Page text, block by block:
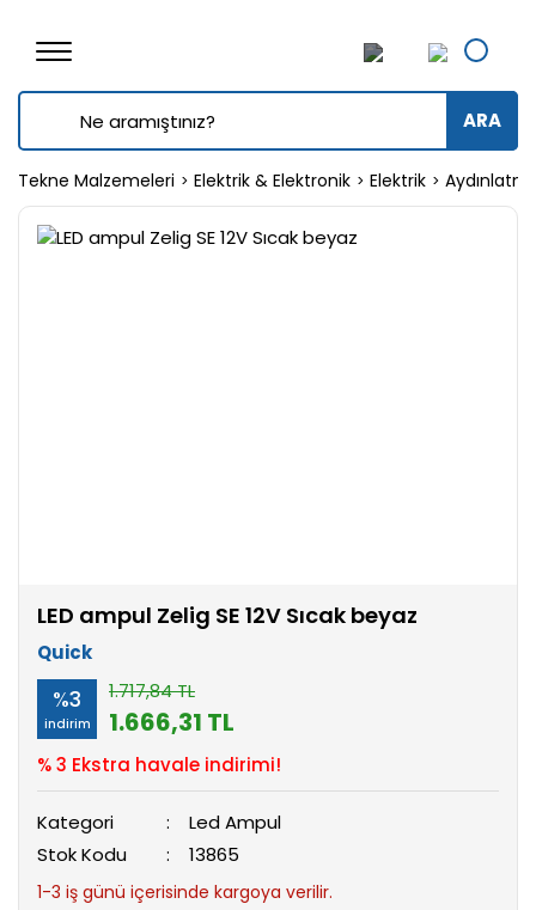
ARA
Tekne Malzemeleri Elektrik & Elektronik Elektrik
LED ampul Zelig SE 12V Sıcak beyaz
Quick
%3
indirim
1.717,84 TL
1.666,31 TL
% 3 Ekstra havale indirimi!
Kategori
Led Ampul
Stok Kodu
13865
1-3 iş günü içerisinde kargoya verilir.